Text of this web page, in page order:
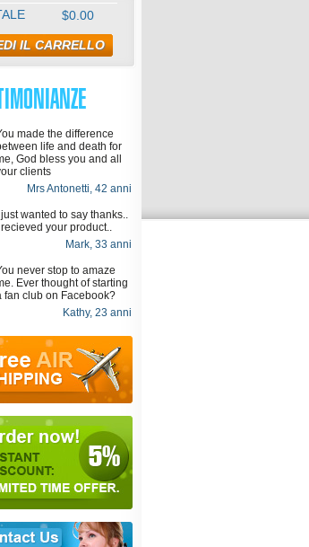
$0.00
IL CARRELLO
made the difference
life and death for
God bless you and all
clients
Mrs Antonetti, 42 anni
wanted to say thanks..
your product..
Mark, 33 anni
never stop to amaze
Ever thought of starting
fan club on Facebook?
Kathy, 23 anni